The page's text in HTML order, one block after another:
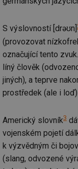
S výslovností [drəʊn]
(provozovat
označující tento
líný člověk
jiných), a teprve
prostředek (ale i
Americký slovník3
vojenském pojetí
k výzvědným či
(slang, odvozené